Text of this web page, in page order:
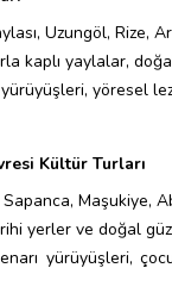
Uzungöl, Rize,
kaplı yaylalar,
yöresel
Kültür Turları
Maşukiye,
yerler ve doğal
yürüyüşleri,